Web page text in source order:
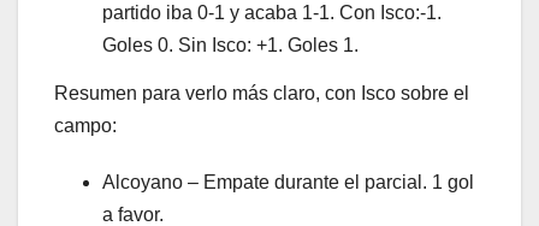
partido iba 0-1 y acaba 1-1. Con Isco:-1.
Goles 0. Sin Isco: +1. Goles 1.
Resumen para verlo más claro, con Isco sobre el
campo:
Alcoyano – Empate durante el parcial. 1 gol
a favor.